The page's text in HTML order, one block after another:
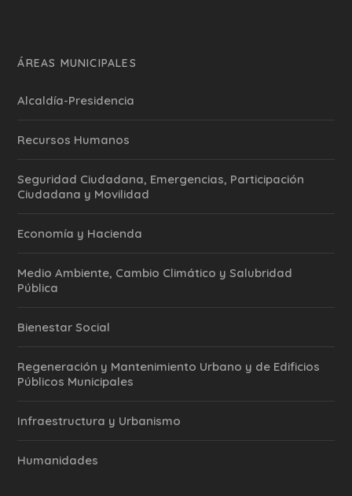
ÁREAS MUNICIPALES
Alcaldía-Presidencia
Recursos Humanos
Seguridad Ciudadana, Emergencias, Participación
Ciudadana y Movilidad
Economía y Hacienda
Medio Ambiente, Cambio Climático y Salubridad
Pública
Bienestar Social
Regeneración y Mantenimiento Urbano y de Edificios
Públicos Municipales
Infraestructura y Urbanismo
Humanidades